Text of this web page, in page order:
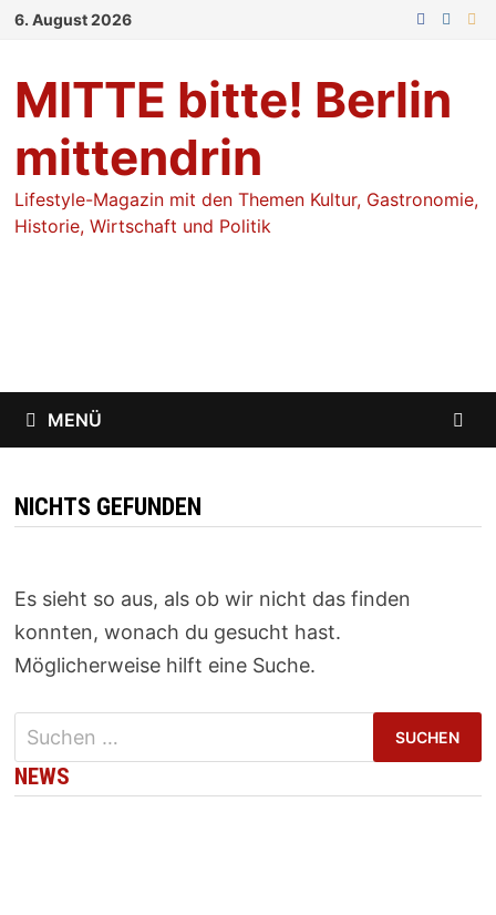
Zum
6. August 2026
MITTE bitte! Berlin
mittendrin
Lifestyle-Magazin mit den Themen Kultur, Gastronomie,
Historie, Wirtschaft und Politik
MENÜ
NICHTS GEFUNDEN
Es sieht so aus, als ob wir nicht das finden
konnten, wonach du gesucht hast.
Möglicherweise hilft eine Suche.
Suchen
nach:
NEWS